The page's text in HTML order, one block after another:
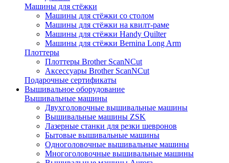
Машины для стёжки
Машины для стёжки со столом
Машины для стёжки на квилт-раме
Машины для стёжки Handy Quilter
Машины для стёжки Bernina Long Arm
Плоттеры
Плоттеры Brother ScanNCut
Аксессуары Brother ScanNCut
Подарочные сертификаты
Вышивальное оборудование
Вышивальные машины
Двухголовочные вышивальные машины
Вышивальные машины ZSK
Лазерные станки для резки шевронов
Бытовые вышивальные машины
Одноголовочные вышивальные машины
Многоголовочные вышивальные машины